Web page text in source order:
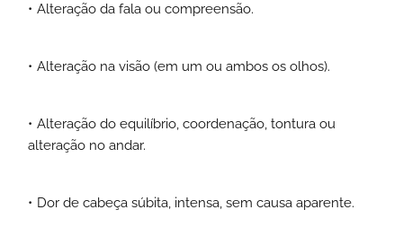
Alteração da fala ou compreensão.
Alteração na visão (em um ou ambos os olhos).
Alteração do equilíbrio, coordenação, tontura ou
alteração no andar.
Dor de cabeça súbita, intensa, sem causa aparente.